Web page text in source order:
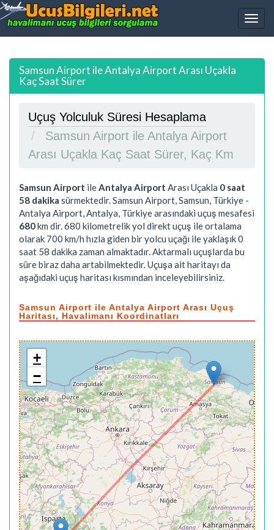
Samsun Airport ile Antalya Airport Arası Uçakla
Kaç Saat Sürer
Uçuş Yolculuk Süresi Hesaplama
Samsun Airport ile Antalya Airport
Arası Uçakla Kaç Saat Sürer, Kaç Km
Samsun Airport ile Antalya Airport Arası Uçakla 0 saat
58 dakika sürmektedir. Samsun Airport, Samsun, Türkiye -
Antalya Airport, Antalya, Türkiye arasındaki uçuş mesafesi
680km dir. 680 kilometrelik yol direkt uçuş ile ortalama
olarak 700 km/h hızla giden bir yolcu uçağı ile yaklaşık0
saat 58 dakika zaman almaktadır. Aktarmalı uçuşlarda bu
süre biraz daha artabilmektedir. Uçuşa ait haritayı da
aşağıdaki uçuş haritası kısmından inceleyebilirsiniz.
Samsun Airport ile Antalya Airport Arası Uçuş
Haritası, Havalimanı Koordinatları
+
−